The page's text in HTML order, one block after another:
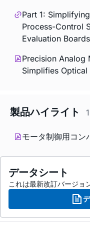
Part 1:
Process-Control
Evaluation Boards
Precision Analog
Simplifies
製品ハイライト 1
モータ制御用コン
データシート
これは最新改訂バージョ